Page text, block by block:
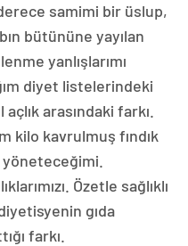
samimi bir üslup,
bütününe yayılan
yanlışlarımı
diyet listelerindeki
arasındaki farkı.
kilo kavrulmuş fındık
yöneteceğimi.
Özetle sağlıklı
gıda
farkı.